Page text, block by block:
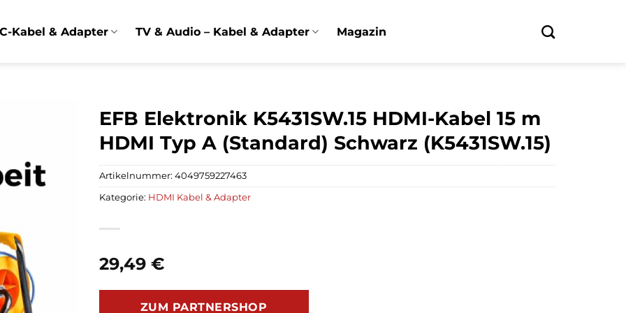
Kabel & Adapter TV & Audio – Kabel & Adapter Magazin
EFB Elektronik K5431SW.15 HDMI-Kabel 15 m
HDMI Typ A (Standard) Schwarz (K5431SW.15)
29,49 €
ZUM PARTNERSHOP
Artikelnummer: 4049759227463
Kategorie: HDMI Kabel & Adapter